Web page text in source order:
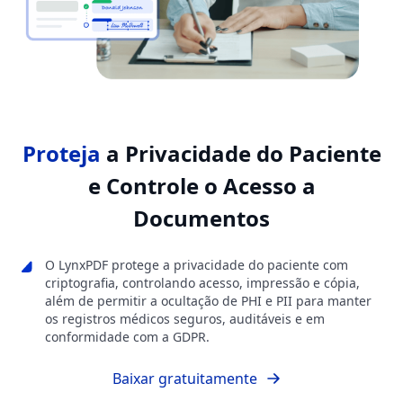
Proteja a Privacidade do Paciente
e Controle o Acesso a
Documentos
O LynxPDF protege a privacidade do paciente com
criptografia, controlando acesso, impressão e cópia,
além de permitir a ocultação de PHI e PII para manter
os registros médicos seguros, auditáveis e em
conformidade com a GDPR.
Baixar gratuitamente